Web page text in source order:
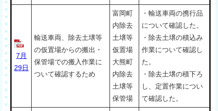
7月
29日
輸送車両、除去土壌等
の仮置場からの搬出・
保管場での搬入作業に
ついて確認するため
富岡町
内除去
土壌等
仮置場
大熊町
内除去
土壌等
保管場
・輸送車両の携行品
について確認した。
・除去土壌の積込み
作業について確認し
た。
・除去土壌の積下ろ
し、定置作業につい
て確認した。